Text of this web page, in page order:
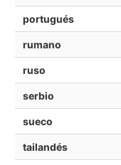
portugués
rumano
ruso
serbio
sueco
tailandés